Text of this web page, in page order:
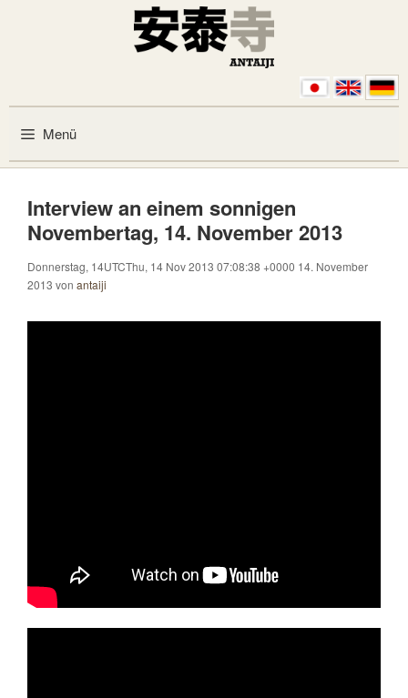
Menü
Interview an einem sonnigen
Novembertag, 14. November 2013
Donnerstag, 14UTCThu, 14 Nov 2013 07:08:38 +0000 14. November
2013 von antaiji